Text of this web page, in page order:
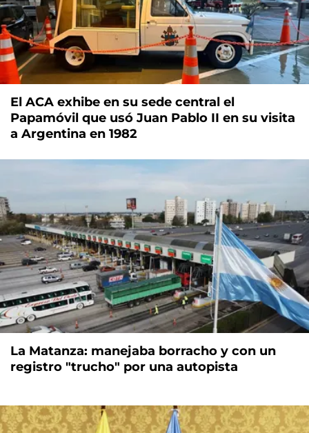
El ACA exhibe en su sede central el
Papamóvil que usó Juan Pablo II en su visita
a Argentina en 1982
La Matanza: manejaba borracho y con un
registro "trucho" por una autopista